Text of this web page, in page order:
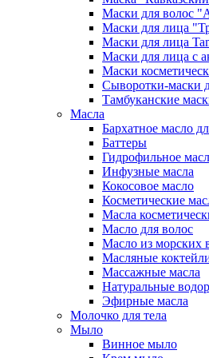
Маски для волос
Маски для лица
Маски для лица
Маски для лица с
Маски
Сыворотки-маски
Тамбуканские
Масла
Бархатное масло
Баттеры
Гидрофильное
Инфузные масла
Кокосовое масло
Косметические
Масла
Масло для волос
Масло из морских
Масляные
Массажные масла
Натуральные
Эфирные масла
Молочко для тела
Мыло
Винное мыло